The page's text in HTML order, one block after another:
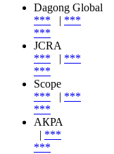
Dagong Global
***
| ***
***
JCRA
***
| ***
***
Scope
***
| ***
***
АКРА
| ***
***